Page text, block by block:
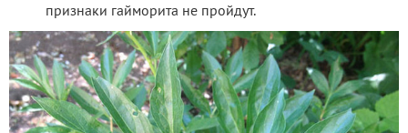
признаки гайморита не пройдут.